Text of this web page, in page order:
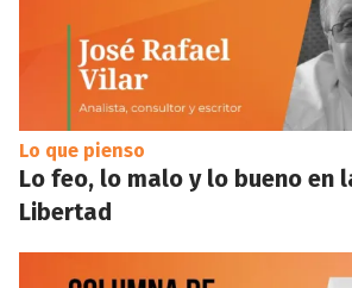
Lo que pienso
Lo feo, lo malo y lo bueno en
Libertad